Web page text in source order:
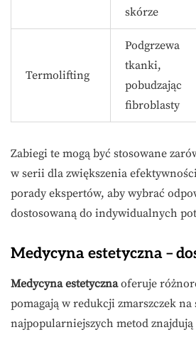
skórze
Termolifting
Podgrzewa
tkanki,
pobudzając
fibroblasty
Zabiegi te mogą być stosowane
w serii dla zwiększenia
porady ekspertów, aby wybrać
dostosowaną do indywidualnych
Medycyna estetyczna –
Medycyna estetycznaoferuje
pomagają w redukcji zmarszczek na
najpopularniejszych metod znajdują